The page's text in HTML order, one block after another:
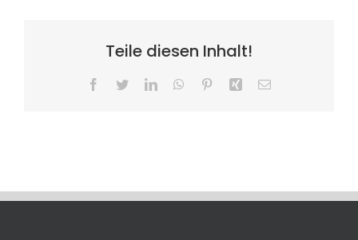
Teile diesen Inhalt!
Facebook
TwitterLinkedInWhatsApp
PinterestXing E-